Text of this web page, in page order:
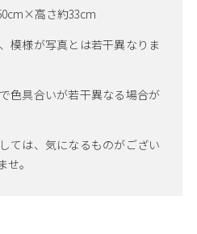
高さ約33cm
模様が写真とは若干異なりま
色具合いが若干異なる場合が
ては、気になるものがござい
。